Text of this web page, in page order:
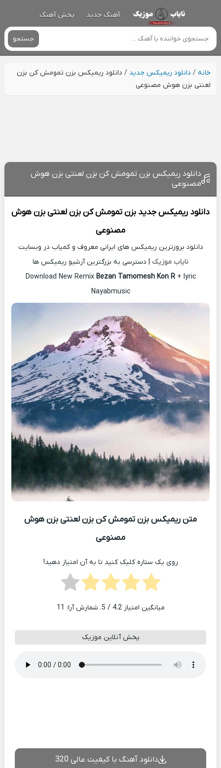
آهنگ جدید پخش آهنگ
جستجو
خانه/ دانلود ریمیکس جدید / دانلود ریمیکس بزن تمومش کن بزن
لعنتی بزن هوش مصنوعی
دانلود ریمیکس بزن تمومش کن بزن لعنتی بزن هوش
مصنوعی
دانلود ریمیکس جدید بزن تمومش کن بزن لعنتی بزن هوش
مصنوعی
دانلود بروزترین ریمیکس های ایرانی معروف و کمیاب در وبسایت
نایاب موزیک | دسترسی به بزرگترین آرشیو ریمیکس ها
Download New Remix Bezan Tamomesh Kon R+ lyric
Nayabmusic
متن ریمیکس بزن تمومش کن بزن لعنتی بزن هوش
مصنوعی
روی یک ستاره کلیک کنید تا به آن امتیاز دهید!
میانگین امتیاز4.2 / 5. شمارش آرا: 11
پخش آنلاین موزیک
دانلود آهنگ با کیفیت عالی 320